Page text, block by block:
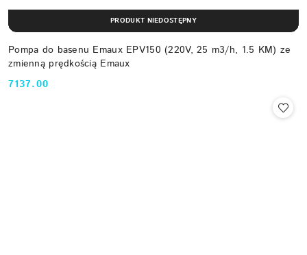
Pompa do basenu Emaux EPV150 (220V, 25 m3/h, 1.5 KM) ze
zmienną prędkością Emaux
Cena:
7137.00
PRODUKT NIEDOSTĘPNY